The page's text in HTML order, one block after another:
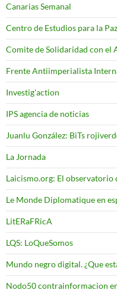
Canarias Semanal
Centro de Estudios para la
Comite de Solidaridad con el
Frente Antiimperialista
Investig'action
IPS agencia de noticias
Juanlu González: BiTs
La Jornada
Laicismo.org: El observatorio
Le Monde Diplomatique en
LitERaFRicA
LQS: LoQueSomos
Mundo negro digital. ¿Que
Nodo50 contrainformacion